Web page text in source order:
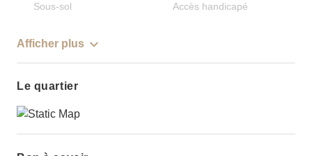
Sous-sol Accès handicapé
Afficher plus
Le quartier